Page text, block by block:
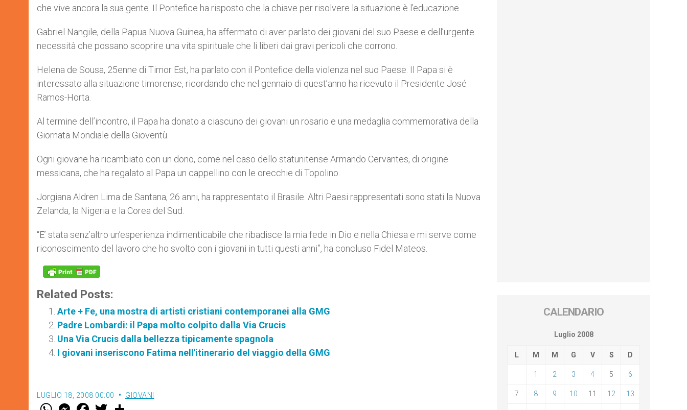
che vive ancora la sua gente. Il Pontefice ha risposto che la chiave per risolvere la situazione è l’educazione.
Gabriel Nangile, della Papua Nuova Guinea, ha affermato di aver parlato dei giovani del suo Paese e dell’urgente
necessità che possano scoprire una vita spirituale che li liberi dai gravi pericoli che corrono.
Helena de Sousa, 25enne di Timor Est, ha parlato con il Pontefice della violenza nel suo Paese. Il Papa si è
interessato alla situazione timorense, ricordando che nel gennaio di quest’anno ha ricevuto il Presidente José
Ramos-Horta.
Al termine dell’incontro, il Papa ha donato a ciascuno dei giovani un rosario e una medaglia commemorativa della
Giornata Mondiale della Gioventù.
Ogni giovane ha ricambiato con un dono, come nel caso dello statunitense Armando Cervantes, di origine
messicana, che ha regalato al Papa un cappellino con le orecchie di Topolino.
Jorgiana Aldren Lima de Santana, 26 anni, ha rappresentato il Brasile. Altri Paesi rappresentati sono stati la Nuova
Zelanda, la Nigeria e la Corea del Sud.
“E’ stata senz’altro un’esperienza indimenticabile che ribadisce la mia fede in Dio e nella Chiesa e mi serve come
riconoscimento del lavoro che ho svolto con i giovani in tutti questi anni”, ha concluso Fidel Mateos.
Related Posts:
Arte + Fe, una mostra di artisti cristiani contemporanei alla GMG
Padre Lombardi: il Papa molto colpito dalla Via Crucis
Una Via Crucis dalla bellezza tipicamente spagnola
I giovani inseriscono Fatima nell'itinerario del viaggio della GMG
LUGLIO 18, 2008 00:00 GIOVANI
W M F
CALENDARIO
Luglio 2008
L M M G V S D
1 2 3 4 5 6
7 8 9 10 11 12 13